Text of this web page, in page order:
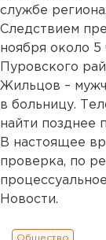
службе
Следствием
ноября около 5
Пуровского
Жильцов –
в больницу.
найти позднее
В настоящее
проверка, по
Новости.
Общество